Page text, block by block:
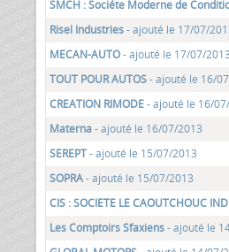
SMCH : Sociéte Moderne de
Risel Industries- ajouté le 17/07/
MECAN-AUTO- ajouté le 17/07/2013
TOUT POUR AUTOS- ajouté le 16/
CREATION RIMODE- ajouté le 16/
Materna- ajouté le 16/07/2013
SEREPT- ajouté le 15/07/2013
SOPRA- ajouté le 15/07/2013
CIS : SOCIETE LE CAOUTCHOUC
Les Comptoirs Sfaxiens- ajouté le